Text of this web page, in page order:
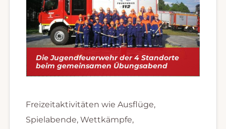
Die Jugendfeuerwehr der 4 Standorte
beim gemeinsamen Übungsabend
Freizeitaktivitäten wie Ausflüge,
Spielabende, Wettkämpfe,